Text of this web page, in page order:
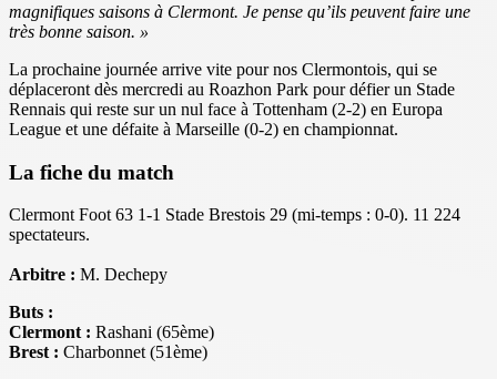
magnifiques saisons à Clermont. Je pense qu’ils peuvent faire une
très bonne saison. »
La prochaine journée arrive vite pour nos Clermontois, qui se
déplaceront dès mercredi au Roazhon Park pour défier un Stade
Rennais qui reste sur un nul face à Tottenham (2-2) en Europa
League et une défaite à Marseille (0-2) en championnat.
La fiche du match
Clermont Foot 63 1-1 Stade Brestois 29 (mi-temps : 0-0). 11 224
spectateurs.
Arbitre : M. Dechepy
Buts :
Clermont : Rashani (65ème)
Brest : Charbonnet (51ème)